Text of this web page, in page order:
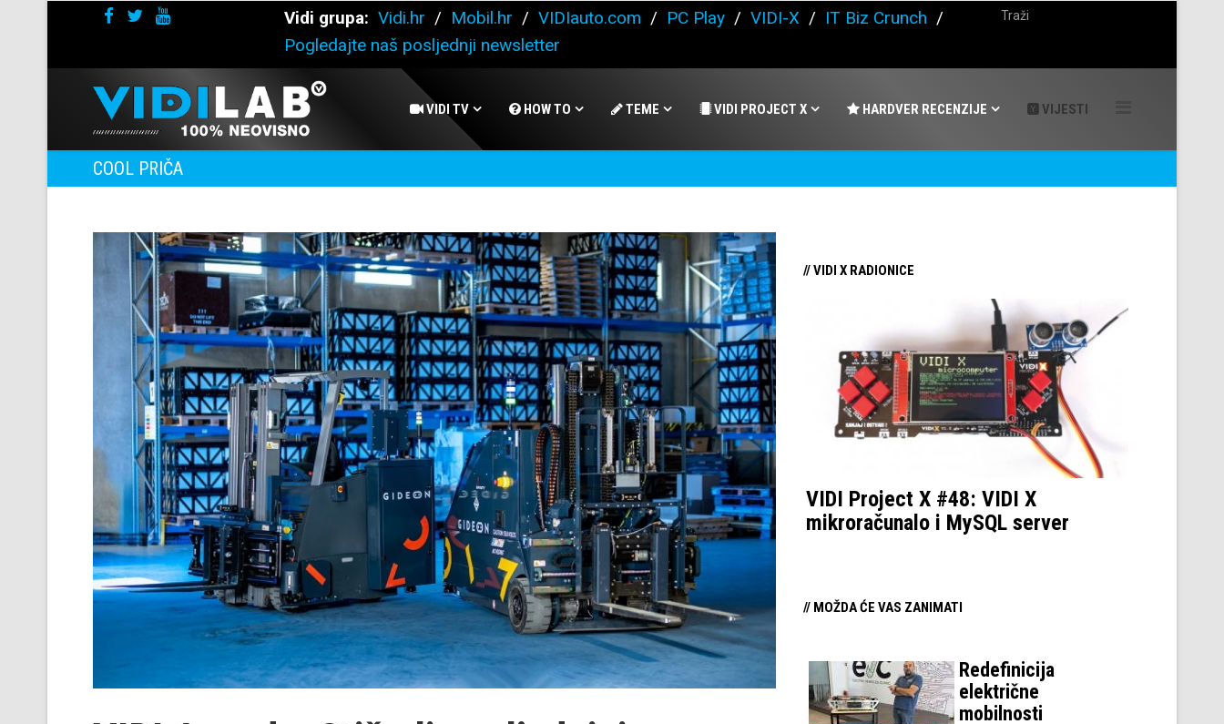
Vidi grupa: Vidi.hr / Mobil.hr / VIDIauto.com / PC Play / VIDI-X / IT Biz Crunch /
Pogledajte naš posljednji newsletter
VIDI TV HOW TO TEME VIDI PROJECT X HARDVER RECENZIJE VIJESTI
COOL PRIČA
// VIDI X RADIONICE
VIDI Project X #48: VIDI X
mikroračunalo i MySQL server
// MOŽDA ĆE VAS ZANIMATI
Redefinicija
električne
mobilnosti